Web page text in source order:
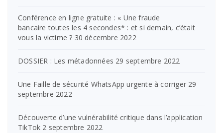
Conférence en ligne gratuite : « Une fraude
bancaire toutes les 4 secondes* : et si demain, c’était
vous la victime ? 30 décembre 2022
DOSSIER : Les métadonnées 29 septembre 2022
Une Faille de sécurité WhatsApp urgente à corriger 29
septembre 2022
Découverte d’une vulnérabilité critique dans l’application
TikTok 2 septembre 2022